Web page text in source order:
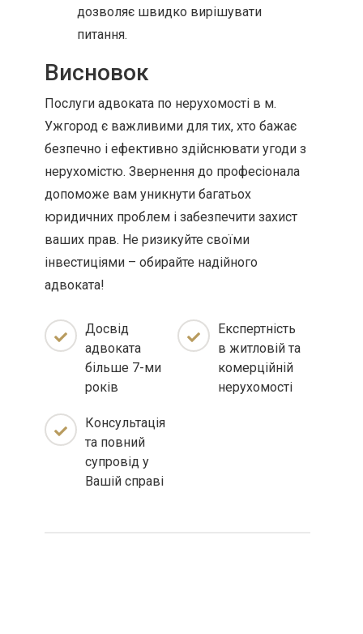
дозволяє швидко вирішувати
питання.
Висновок
Послуги адвоката по нерухомості в м.
Ужгород є важливими для тих, хто бажає
безпечно і ефективно здійснювати угоди з
нерухомістю. Звернення до професіонала
допоможе вам уникнути багатьох
юридичних проблем і забезпечити захист
ваших прав. Не ризикуйте своїми
інвестиціями – обирайте надійного
адвоката!
Досвід
адвоката
більше 7-ми
років
Експертність
в житловій та
комерційній
нерухомості
Консультація
та повний
супровід у
Вашій справі